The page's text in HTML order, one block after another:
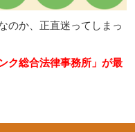
のか、正直迷ってしまっ
ク総合法律事務所」が最